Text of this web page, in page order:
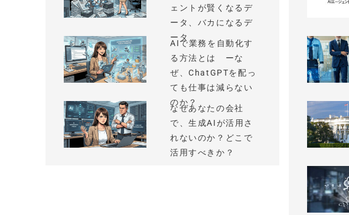
ェントが賢くなるデ
ータ、バカになるデ
ータ
AIで業務を自動化す
る方法とは ーな
ぜ、ChatGPTを配っ
ても仕事は減らない
のか？
なぜあなたの会社
で、生成AIが活用さ
れないのか？どこで
活用すべきか？